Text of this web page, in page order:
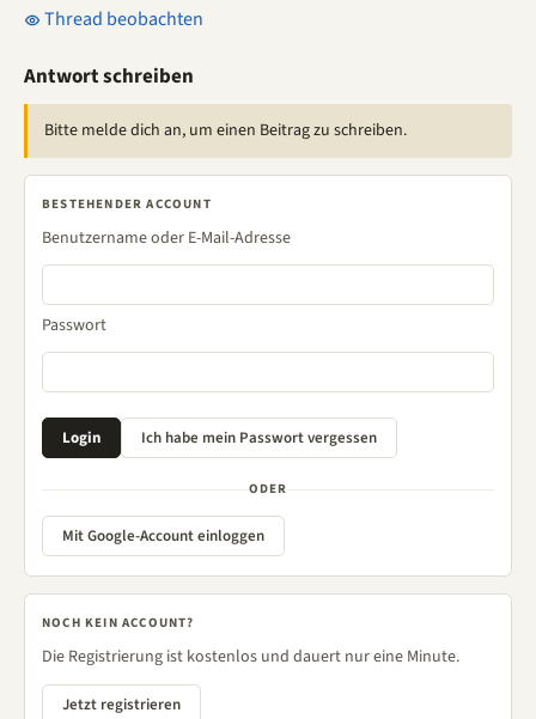
Thread beobachten
Antwort schreiben
Bitte melde dich an, um einen Beitrag zu schreiben.
BESTEHENDER ACCOUNT
Benutzername oder E-Mail-Adresse
Passwort
ODER
Mit Google-Account einloggen
NOCH KEIN ACCOUNT?
Die Registrierung ist kostenlos und dauert nur eine Minute.
Jetzt registrieren